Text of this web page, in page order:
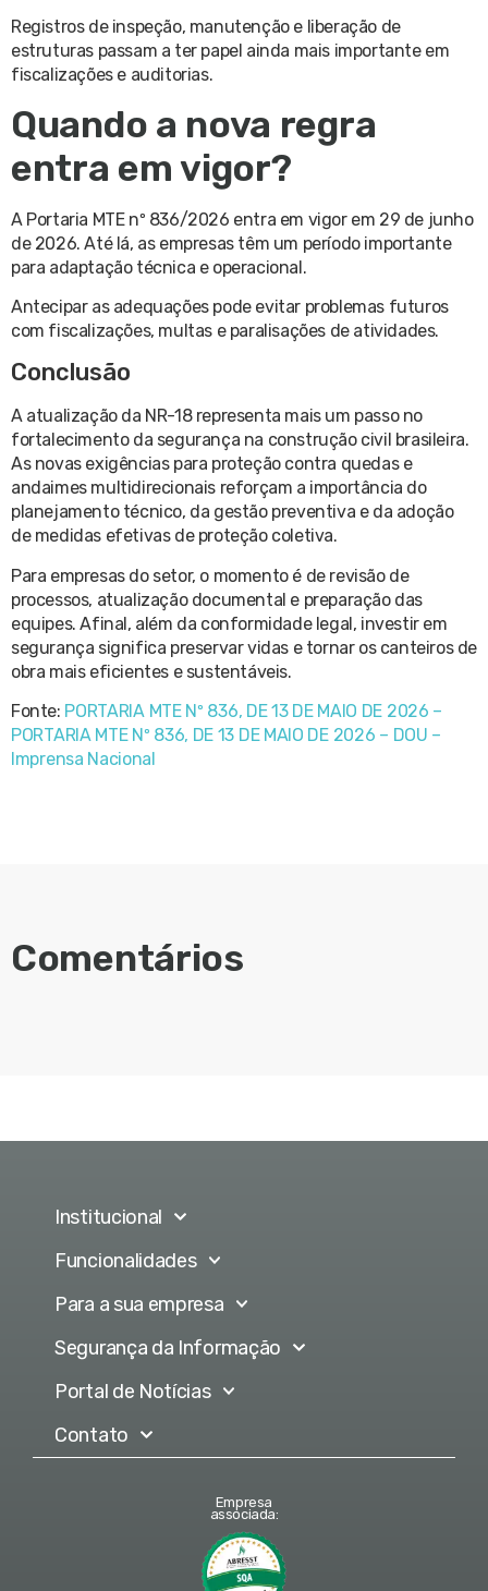
Registros de inspeção, manutenção e liberação de
estruturas passam a ter papel ainda mais importante em
fiscalizações e auditorias.
Quando a nova regra
entra em vigor?
A Portaria MTE nº 836/2026 entra em vigor em 29 de junho
de 2026. Até lá, as empresas têm um período importante
para adaptação técnica e operacional.
Antecipar as adequações pode evitar problemas futuros
com fiscalizações, multas e paralisações de atividades.
Conclusão
A atualização da NR-18 representa mais um passo no
fortalecimento da segurança na construção civil brasileira.
As novas exigências para proteção contra quedas e
andaimes multidirecionais reforçam a importância do
planejamento técnico, da gestão preventiva e da adoção
de medidas efetivas de proteção coletiva.
Para empresas do setor, o momento é de revisão de
processos, atualização documental e preparação das
equipes. Afinal, além da conformidade legal, investir em
segurança significa preservar vidas e tornar os canteiros de
obra mais eficientes e sustentáveis.
Fonte: PORTARIA MTE Nº 836, DE 13 DE MAIO DE 2026 –
PORTARIA MTE Nº 836, DE 13 DE MAIO DE 2026 – DOU –
Imprensa Nacional
Comentários
Institucional
Funcionalidades
Para a sua empresa
Segurança da Informação
Portal de Notícias
Contato
Empresa
associada: